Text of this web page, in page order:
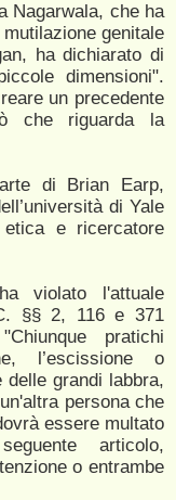
Nagarwala, che ha
genitale
ha dichiarato di
dimensioni".
un precedente
che riguarda la
di Brian Earp,
di Yale
e ricercatore
violato l'attuale
§§ 2, 116 e 371
pratichi
l’escissione o
delle grandi labbra,
persona che
essere multato
articolo,
o entrambe